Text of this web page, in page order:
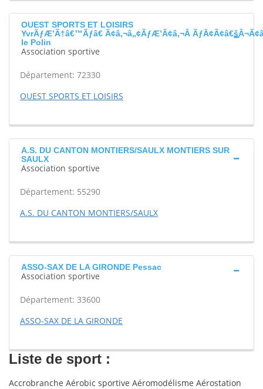
OUEST SPORTS ET LOISIRS
YvrÃƒÆ’Ã†â€™Ãƒâ€ Ã¢â‚¬â„¢ÃƒÆ’Ã¢â‚¬Â
le Polin
Association sportive
Département: 72330
OUEST SPORTS ET LOISIRS
A.S. DU CANTON MONTIERS/SAULX MONTIERS SUR
SAULX
Association sportive
Département: 55290
A.S. DU CANTON MONTIERS/SAULX
ASSO-SAX DE LA GIRONDE Pessac
Association sportive
Département: 33600
ASSO-SAX DE LA GIRONDE
Liste de sport :
Accrobranche Aérobic sportive Aéromodélisme Aérostation